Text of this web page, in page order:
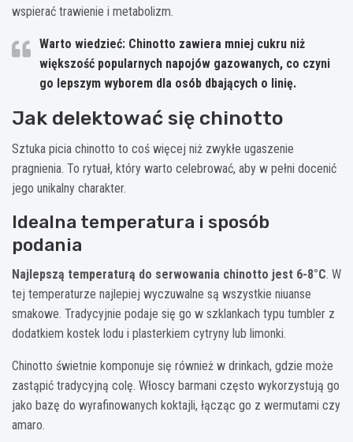
wspierać trawienie i metabolizm.
Warto wiedzieć: Chinotto zawiera mniej cukru niż
większość popularnych napojów gazowanych, co czyni
go lepszym wyborem dla osób dbających o linię.
Jak delektować się chinotto
Sztuka picia chinotto to coś więcej niż zwykłe ugaszenie
pragnienia. To rytuał, który warto celebrować, aby w pełni docenić
jego unikalny charakter.
Idealna temperatura i sposób
podania
Najlepszą temperaturą do serwowania chinotto jest 6-8°C. W
tej temperaturze najlepiej wyczuwalne są wszystkie niuanse
smakowe. Tradycyjnie podaje się go w szklankach typu tumbler z
dodatkiem kostek lodu i plasterkiem cytryny lub limonki.
Chinotto świetnie komponuje się również w drinkach, gdzie może
zastąpić tradycyjną colę. Włoscy barmani często wykorzystują go
jako bazę do wyrafinowanych koktajli, łącząc go z wermutami czy
amaro.